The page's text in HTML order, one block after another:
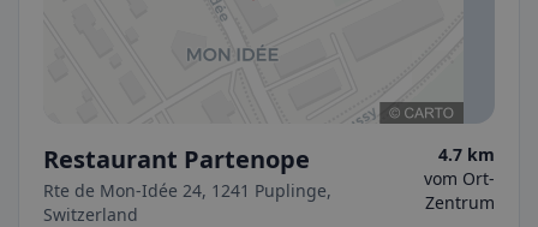
Restaurant Partenope
Rte de Mon-Idée 24, 1241 Puplinge,
Switzerland
4.7 km
vom Ort-
Zentrum